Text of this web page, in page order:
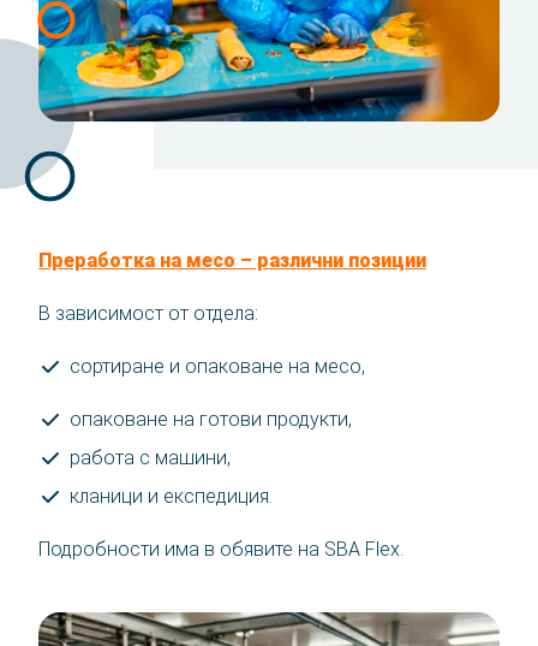
Преработка на месо – различни позиции
В зависимост от отдела:
сортиране и опаковане на месо,
опаковане на готови продукти,
работа с машини,
кланици и експедиция.
Подробности има в обявите на SBA Flex.